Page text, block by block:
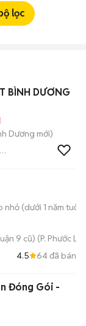
lọc
BÌNH DƯƠNG
Dương mới)
nhỏ (dưới 1 năm tuổi)
9 cũ) (P. Phước
4.5 64đã bán
Đóng Gói -